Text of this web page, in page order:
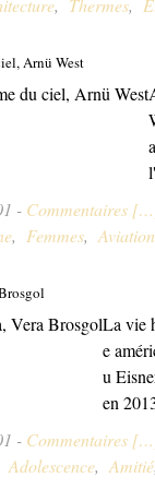
, Thermes,
Arnü West
- Commentaires […
, Femmes, Aviation
La vie
e
u
en
- Commentaires […
Adolescence, Amitié